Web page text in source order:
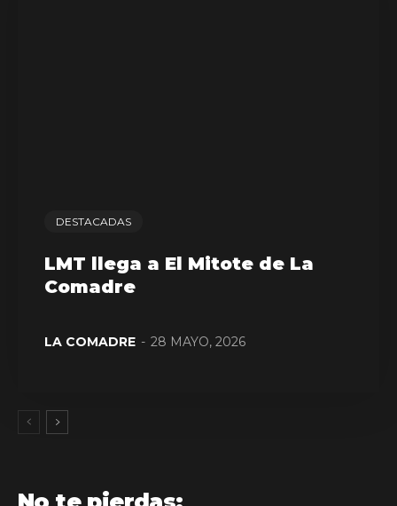
DESTACADAS
LMT llega a El Mitote de La
Comadre
LA COMADRE - 28 MAYO, 2026